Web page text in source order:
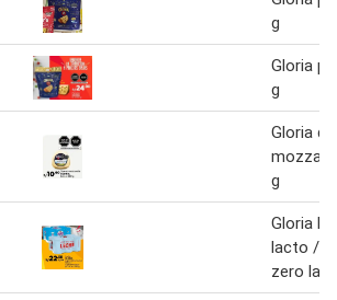
g
Gloria
g
Gloria
g
Gloria
lacto /
zero